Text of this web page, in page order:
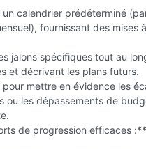
calendrier prédéterminé
fournissant des mises
jalons spécifiques tout au
et décrivant les plans futurs.
mettre en évidence les
ou les dépassements de
de progression efficaces :**